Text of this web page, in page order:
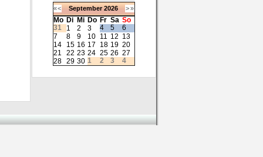
«< September 2026 >»
Mo Di Mi Do Fr Sa So
31
1 2 3 4 5
6
7
8 9 10 11 12 13
14
15 16 17 18 19 20
21
22 23 24 25 26 27
28 29 30 1 2 3 4